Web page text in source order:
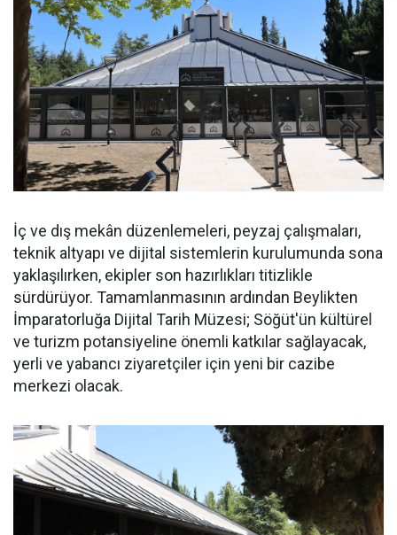
İç ve dış mekân düzenlemeleri, peyzaj çalışmaları,
teknik altyapı ve dijital sistemlerin kurulumunda sona
yaklaşılırken, ekipler son hazırlıkları titizlikle
sürdürüyor. Tamamlanmasının ardından Beylikten
İmparatorluğa Dijital Tarih Müzesi; Söğüt'ün kültürel
ve turizm potansiyeline önemli katkılar sağlayacak,
yerli ve yabancı ziyaretçiler için yeni bir cazibe
merkezi olacak.